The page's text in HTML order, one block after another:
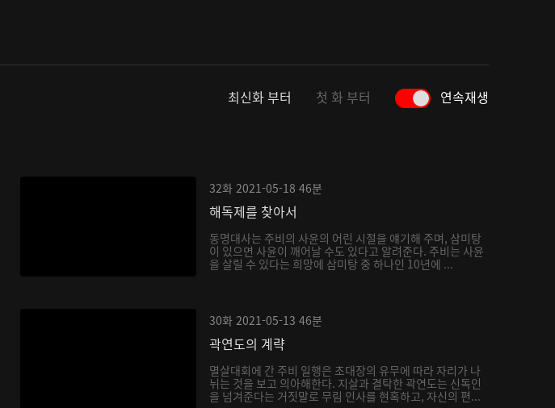
최신화 부터 첫 화 부터 연속재생
32화 2021-05-18 46분
해독제를 찾아서
동명대사는 주비의 사윤의 어린 시절을 얘기해 주며, 삼미탕
이 있으면 사윤이 깨어날 수도 있다고 알려준다. 주비는 사윤
을 살릴 수 있다는 희망에 삼미탕 중 하나인 10년에 ...
30화 2021-05-13 46분
곽연도의 계략
멸살대회에 간 주비 일행은 초대장의 유무에 따라 자리가 나
뉘는 것을 보고 의아해한다. 지살과 결탁한 곽연도는 신독인
을 넘겨준다는 거짓말로 무림 인사를 현혹하고, 자신의 편...